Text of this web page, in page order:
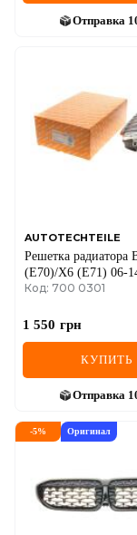
Отправка
AUTOTECHTEILE
Решетка радиатора
(E70)/X6 (E71) 06-
(хром/титан)
Код: 700 0301
1 550 грн
КУПИТЬ
Отправка
-5% Оригинал